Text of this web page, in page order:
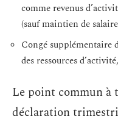
comme revenus
(sauf maintien de
Congé supplémentaire
des ressources
Le point commun à
déclaration